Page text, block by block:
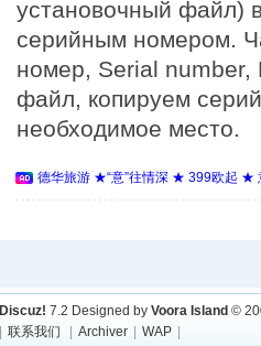
установочный файл)
серийным номером.
номер, Serial
файл, копируем
необходимое место.
德华旅游 ★“意”往情深 ★ 399欧起 ★
Discuz! 7.2 Designed by Voora Island ©
联系我们 Archiver WAP